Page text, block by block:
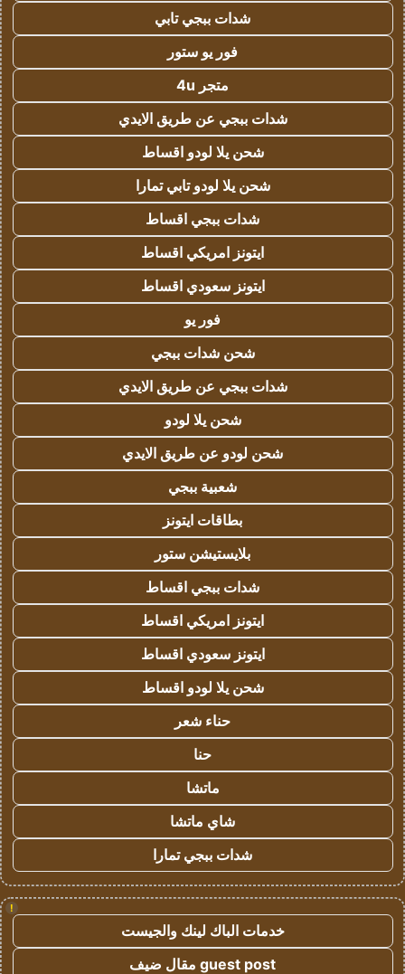
شدات ببجي تابي
فور يو ستور
متجر 4u
شدات ببجي عن طريق الايدي
شحن يلا لودو اقساط
شحن يلا لودو تابي تمارا
شدات ببجي اقساط
ايتونز امريكي اقساط
ايتونز سعودي اقساط
فور يو
شحن شدات ببجي
شدات ببجي عن طريق الايدي
شحن يلا لودو
شحن لودو عن طريق الايدي
شعبية ببجي
بطاقات ايتونز
بلايستيشن ستور
شدات ببجي اقساط
ايتونز امريكي اقساط
ايتونز سعودي اقساط
شحن يلا لودو اقساط
حناء شعر
حنا
ماتشا
شاي ماتشا
شدات ببجي تمارا
!
خدمات الباك لينك والجيست
guest post مقال ضيف